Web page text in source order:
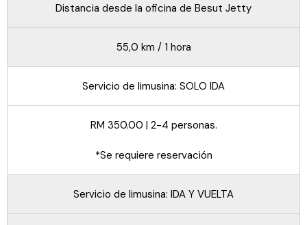
Distancia desde la oficina de Besut Jetty
55,0 km / 1 hora
Servicio de limusina: SOLO IDA
RM 350.00 | 2-4 personas.
*Se requiere reservación
Servicio de limusina: IDA Y VUELTA